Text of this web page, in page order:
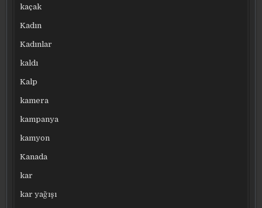
kaçak
Kadın
Kadınlar
kaldı
Kalp
kamera
kampanya
kamyon
Kanada
kar
kar yağışı